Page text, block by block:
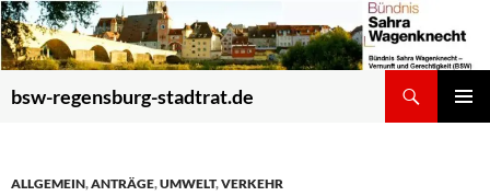
Zum
Inhalt
springen
bsw-regensburg-stadtrat.de
ALLGEMEIN,ANTRÄGE,UMWELT,VERKEHR